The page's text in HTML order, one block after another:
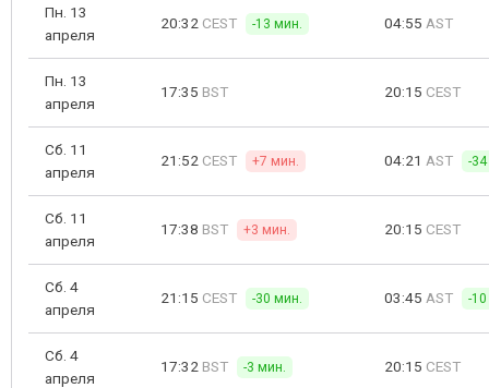
Пн. 13
апреля
20:32 CEST -13 мин. 04:55 AST
Пн. 13
апреля
17:35 BST 20:15 CEST
Сб. 11
апреля
21:52 CEST +7 мин. 04:21 AST -
Сб. 11
апреля
17:38 BST +3 мин. 20:15 CEST
Сб. 4
апреля
21:15 CEST -30 мин. 03:45 AST -
Сб. 4
апреля
17:32 BST -3 мин. 20:15 CEST